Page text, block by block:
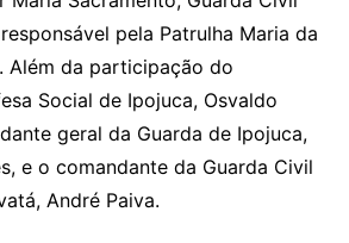
pela Patrulha Maria da
Além da participação do
Social de Ipojuca, Osvaldo
geral da Guarda de Ipojuca,
e o comandante da Guarda Civil
André Paiva.